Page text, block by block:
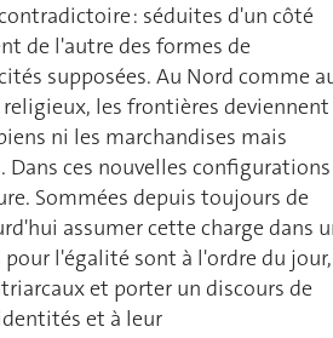
: séduites d'un côté
de l'autre des formes de
supposées. Au Nord comme
les frontières deviennent
ni les marchandises mais
Dans ces nouvelles configurations
Sommées depuis toujours de
assumer cette charge dans
l'égalité sont à l'ordre du jour,
et porter un discours de
et à leur